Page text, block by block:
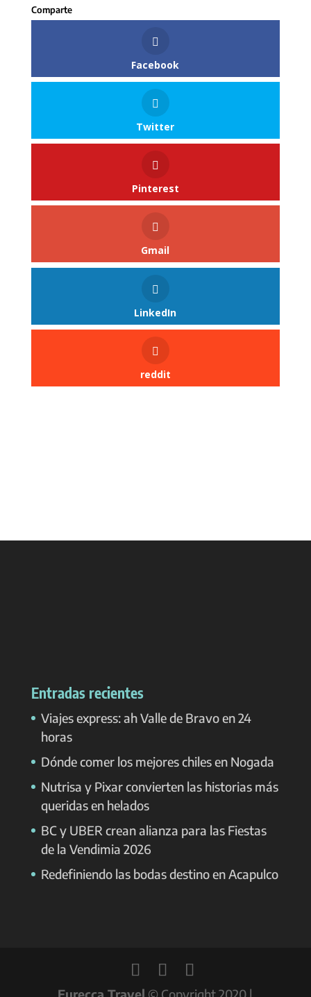
Facebook
Twitter
Pinterest
Gmail
LinkedIn
reddit
Entradas recientes
Viajes express: ah Valle de Bravo en 24
horas
Dónde comer los mejores chiles en Nogada
Nutrisa y Pixar convierten las historias más
queridas en helados
BC y UBER crean alianza para las Fiestas
de la Vendimia 2026
Redefiniendo las bodas destino en Acapulco